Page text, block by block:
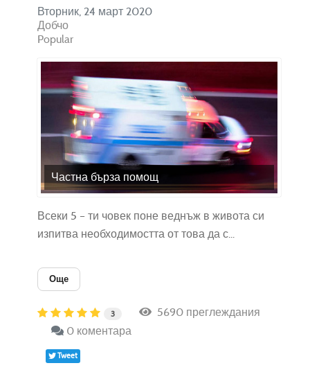
Вторник, 24 март 2020
Добчо
Popular
Частна бърза помощ
Всеки 5 – ти човек поне веднъж в живота си
изпитва необходимостта от това да с...
Още
3
5690 преглеждания
0 коментара
Tweet